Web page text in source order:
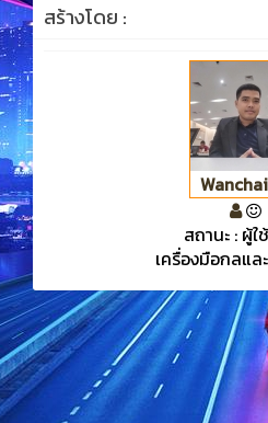
สร้างโดย :
สถานะ : ผู้ใ
เครื่องมือกลแล